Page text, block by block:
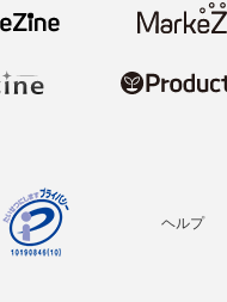
ヘルプ